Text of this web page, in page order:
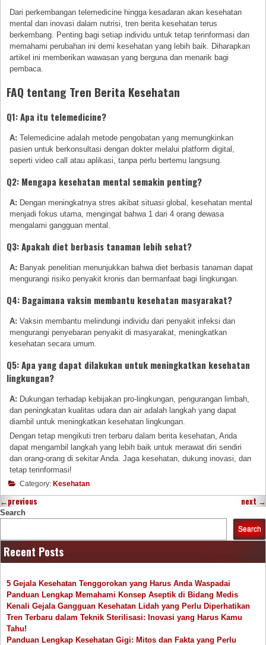
Dari perkembangan telemedicine hingga kesadaran akan kesehatan
mental dan inovasi dalam nutrisi, tren berita kesehatan terus
berkembang. Penting bagi setiap individu untuk tetap terinformasi dan
memahami perubahan ini demi kesehatan yang lebih baik. Diharapkan
artikel ini memberikan wawasan yang berguna dan menarik bagi
pembaca.
FAQ tentang Tren Berita Kesehatan
Q1: Apa itu telemedicine?
A: Telemedicine adalah metode pengobatan yang memungkinkan
pasien untuk berkonsultasi dengan dokter melalui platform digital,
seperti video call atau aplikasi, tanpa perlu bertemu langsung.
Q2: Mengapa kesehatan mental semakin penting?
A: Dengan meningkatnya stres akibat situasi global, kesehatan mental
menjadi fokus utama, mengingat bahwa 1 dari 4 orang dewasa
mengalami gangguan mental.
Q3: Apakah diet berbasis tanaman lebih sehat?
A: Banyak penelitian menunjukkan bahwa diet berbasis tanaman dapat
mengurangi risiko penyakit kronis dan bermanfaat bagi lingkungan.
Q4: Bagaimana vaksin membantu kesehatan masyarakat?
A: Vaksin membantu melindungi individu dari penyakit infeksi dan
mengurangi penyebaran penyakit di masyarakat, meningkatkan
kesehatan secara umum.
Q5: Apa yang dapat dilakukan untuk meningkatkan kesehatan
lingkungan?
A: Dukungan terhadap kebijakan pro-lingkungan, pengurangan limbah,
dan peningkatan kualitas udara dan air adalah langkah yang dapat
diambil untuk meningkatkan kesehatan lingkungan.
Dengan tetap mengikuti tren terbaru dalam berita kesehatan, Anda
dapat mengambil langkah yang lebih baik untuk merawat diri sendiri
dan orang-orang di sekitar Anda. Jaga kesehatan, dukung inovasi, dan
tetap terinformasi!
Category: Kesehatan
←previous next →
Search
Search
Recent Posts
5 Gejala Kesehatan Tenggorokan yang Harus Anda Waspadai
Panduan Lengkap Memahami Konsep Aseptik di Bidang Medis
Kenali Gejala Gangguan Kesehatan Lidah yang Perlu Diperhatikan
Tren Terbaru dalam Teknik Sterilisasi: Inovasi yang Harus Kamu
Tahu!
Panduan Lengkap Kesehatan Gigi: Mitos dan Fakta yang Perlu